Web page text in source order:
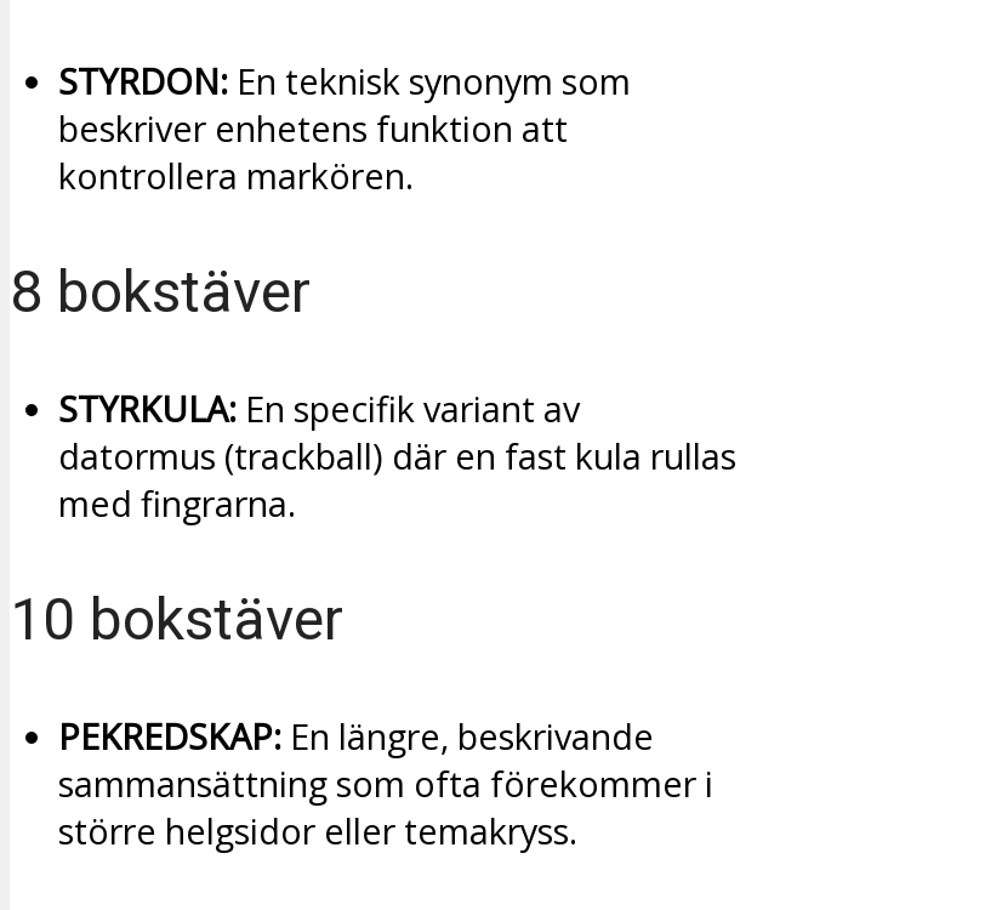
STYRDON: En teknisk synonym som
beskriver enhetens funktion att
kontrollera markören.
8 bokstäver
STYRKULA: En specifik variant av
datormus (trackball) där en fast kula rullas
med fingrarna.
10 bokstäver
PEKREDSKAP: En längre, beskrivande
sammansättning som ofta förekommer i
större helgsidor eller temakryss.